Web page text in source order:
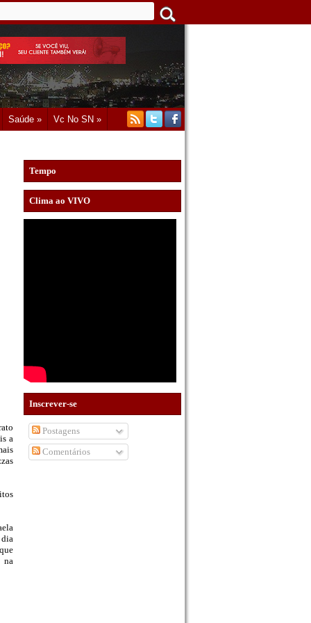
Saúde » Vc No SN »
a
dia
na
Tempo
Clima ao VIVO
Inscrever-se
Postagens
Comentários